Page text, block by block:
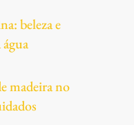
beleza e
madeira no